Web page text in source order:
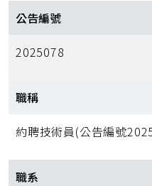
公告編號
2025078
職稱
約聘技術員(公告編號
職系